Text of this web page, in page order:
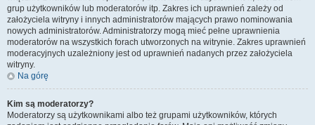
grup użytkowników lub moderatorów itp. Zakres ich uprawnień zależy od
założyciela witryny i innych administratorów mających prawo nominowania
nowych administratorów. Administratorzy mogą mieć pełne uprawnienia
moderatorów na wszystkich forach utworzonych na witrynie. Zakres uprawnień
moderacyjnych uzależniony jest od uprawnień nadanych przez założyciela
witryny.
Na górę
Kim są moderatorzy?
Moderatorzy są użytkownikami albo też grupami użytkowników, których